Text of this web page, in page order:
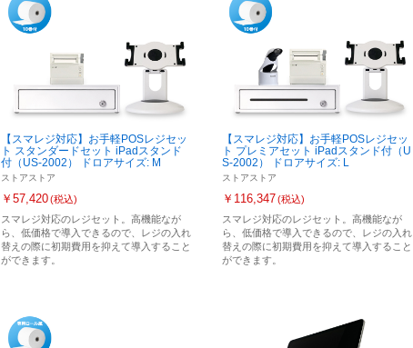
【スマレジ対応】お手軽POSレジセッ
ト スタンダードセット iPadスタンド
付（US-2002） ドロアサイズ: M
ストアストア
￥57,420(税込)
スマレジ対応のレジセット。高機能なが
ら、低価格で導入できるので、レジの入れ
替えの際に初期費用を抑えて導入すること
ができます。
【スマレジ対応】お手軽POSレジセッ
ト プレミアセット iPadスタンド付（U
S-2002） ドロアサイズ: L
ストアストア
￥116,347 (税込)
スマレジ対応のレジセット。高機能なが
ら、低価格で導入できるので、レジの入れ
替えの際に初期費用を抑えて導入すること
ができます。